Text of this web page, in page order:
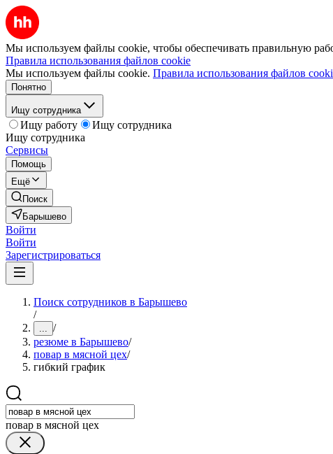
Мы используем файлы cookie, чтобы обеспечивать правильную
Правила использования файлов cookie
Мы используем файлы cookie. Правила использования файлов
Понятно
Ищу сотрудника
Ищу работу
Ищу сотрудника
Ищу сотрудника
Сервисы
Помощь
Ещё
Поиск
Барышево
Войти
Войти
Зарегистрироваться
Поиск сотрудников в Барышево
/
... /
резюме в Барышево/
повар в мясной цех/
гибкий график
повар в мясной цех